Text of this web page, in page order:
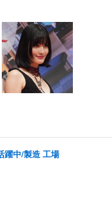
躍中/製造 工場